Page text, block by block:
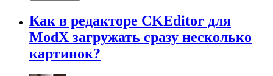
Как в редакторе CKEditor для
ModX загружать сразу несколько
картинок?